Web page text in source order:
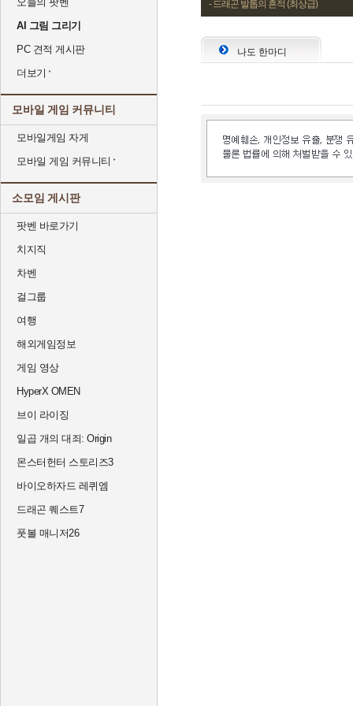
AI 그림 그리기
PC 견적 게시판
더보기
모바일 게임 커뮤니티
모바일게임 자게
모바일 게임 커뮤니티
소모임 게시판
팟벤 바로가기
치지직
차벤
걸그룹
여행
해외게임정보
게임 영상
HyperX OMEN
브이 라이징
일곱 개의 대죄: Origin
몬스터헌터 스토리즈3
바이오하자드 레퀴엠
드래곤 퀘스트7
풋볼 매니저26
- 드래곤 발톱의 흔적 (최상급)
나도 한마디